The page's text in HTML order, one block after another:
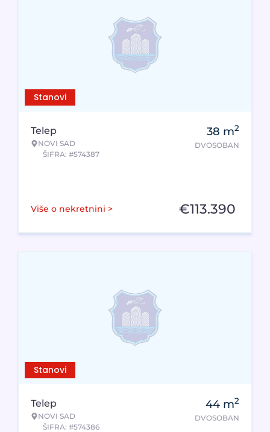
Stanovi
Telep
NOVI SAD
ŠIFRA: #574387
38 m2
DVOSOBAN
Više o nekretnini > €113.390
Stanovi
Telep
NOVI SAD
ŠIFRA: #574386
44 m2
DVOSOBAN